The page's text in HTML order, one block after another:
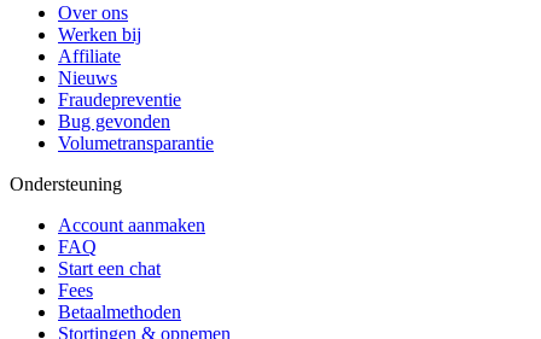
Over ons
Werken bij
Affiliate
Nieuws
Fraudepreventie
Bug gevonden
Volumetransparantie
Ondersteuning
Account aanmaken
FAQ
Start een chat
Fees
Betaalmethoden
Stortingen & opnemen